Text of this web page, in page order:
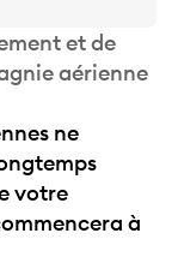
et de
aérienne
ne
votre
à